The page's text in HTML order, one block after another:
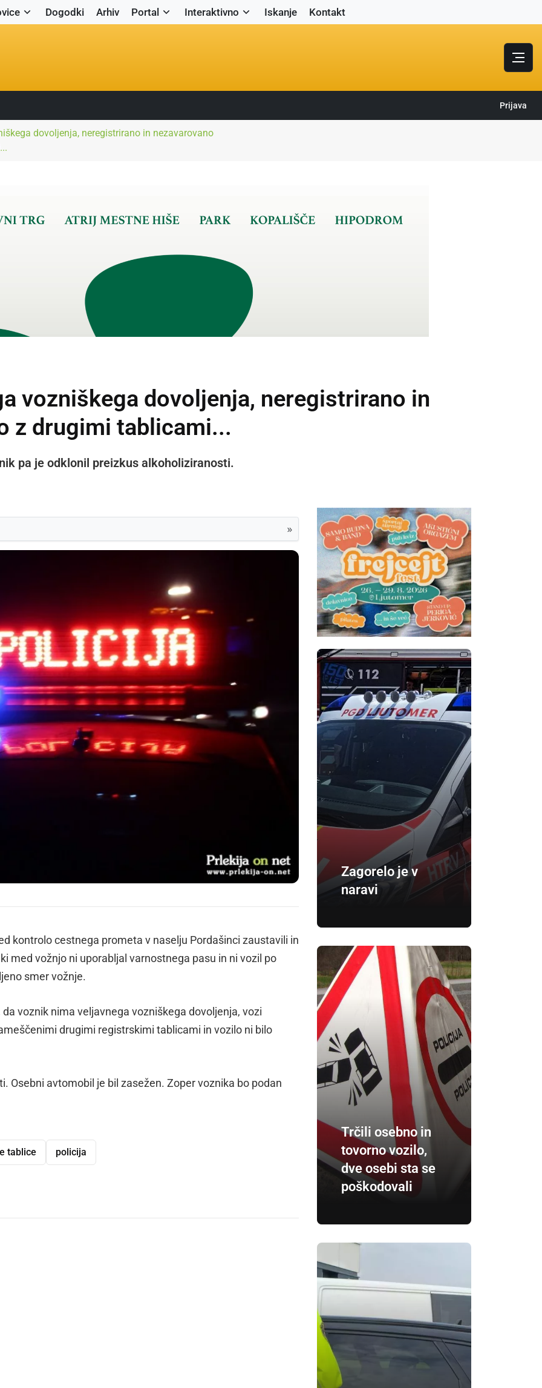
Dogodki Arhiv Portal Interaktivno Iskanje Kontakt
Prijava
dovoljenja, neregistrirano in nezavarovano
vozniškega dovoljenja, neregistrirano in
z drugimi tablicami...
pa je odklonil preizkus alkoholiziranosti.
»
kontrolo cestnega prometa v naselju Pordašinci zaustavili in
med vožnjo ni uporabljal varnostnega pasu in ni vozil po
smer vožnje.
voznik nima veljavnega vozniškega dovoljenja, vozi
drugimi registrskimi tablicami in vozilo ni bilo
Osebni avtomobil je bil zasežen. Zoper voznika bo podan
tablice policija
Zagorelo je v
naravi
Trčili osebno in
tovorno vozilo,
dve osebi sta se
poškodovali